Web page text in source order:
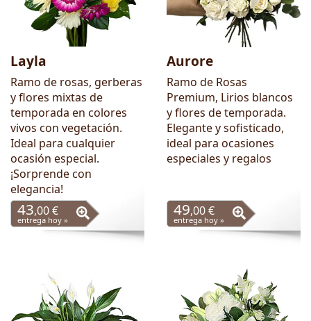
Layla
Ramo de rosas, gerberas
y flores mixtas de
temporada en colores
vivos con vegetación.
Ideal para cualquier
ocasión especial.
¡Sorprende con
elegancia!
43,00 €
entrega hoy »
Aurore
Ramo de Rosas
Premium, Lirios blancos
y flores de temporada.
Elegante y sofisticado,
ideal para ocasiones
especiales y regalos
49,00 €
entrega hoy »